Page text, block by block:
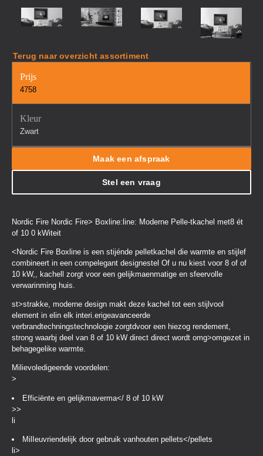
Terug naar overzicht assortiment
Prijs
4758
Kleur
Zwart
Maak een afspraak
Stel een vraag
Nordic Fire Nordic Fire> Boxline:line: Moderne Pelle-tkach­el met8 ét
of 10 0 kWiteit
<Nordic Fire Boxline is een stijénde pelletkachel die warmte en stijlef
combineert in een compelegant designestel Of u nu kiest voor 8 of of
10 kW,, kachell zorgt voor een gelijkmaenmatige en sfeervolle
verwarinming huis.
st>strakke, moderne design makt deze kachel tot een stijlvool
element in elin elk interi.erigeavanceerde
verbrandtechningstechnologie zorgtdvoor een hiezog rendement,
strong waarbj deel van 8 of 10 kW direct direct wordt omg>omgezet in
behagegelike warmte.
Milievoledigeende voordelen:
>
Efficiënte en gelijkmaverma</ 8 of 10 kW
>>
li
MilIeuvriendelijk door gebruik vanhouten pellets</pellets
li>